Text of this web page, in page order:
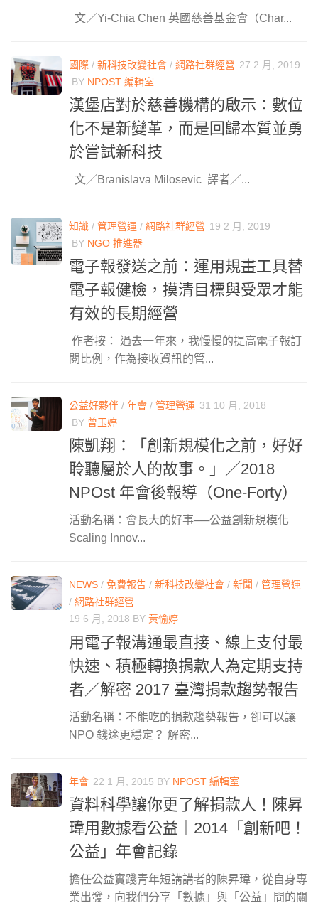
文／Yi-Chia Chen 英國慈善基金會（Char...
國際 / 新科技改變社會 / 網路社群經營 27 2 月, 2019
BY NPOST 編輯室
漢堡店對於慈善機構的啟示：數位
化不是新變革，而是回歸本質並勇
於嘗試新科技
文／Branislava Milosevic 譯者／...
知識 / 管理營運 / 網路社群經營 19 2 月, 2019
BY NGO 推進器
電子報發送之前：運用規畫工具替
電子報健檢，摸清目標與受眾才能
有效的長期經營
作者按： 過去一年來，我慢慢的提高電子報訂
閱比例，作為接收資訊的管...
公益好夥伴 / 年會 / 管理營運 31 10 月, 2018
BY 曾玉婷
陳凱翔：「創新規模化之前，好好
聆聽屬於人的故事。」／2018
NPOst 年會後報導（One-Forty）
活動名稱：會長大的好事──公益創新規模化
Scaling Innov...
NEWS / 免費報告 / 新科技改變社會 / 新聞 / 管理營運
/ 網路社群經營
19 6 月, 2018 BY 黃愉婷
用電子報溝通最直接、線上支付最
快速、積極轉換捐款人為定期支持
者／解密 2017 臺灣捐款趨勢報告
活動名稱：不能吃的捐款趨勢報告，卻可以讓
NPO 錢途更穩定？ 解密...
年會 22 1 月, 2015 BY NPOST 編輯室
資料科學讓你更了解捐款人！陳昇
瑋用數據看公益｜2014「創新吧！
公益」年會記錄
擔任公益實踐青年短講講者的陳昇瑋，從自身專
業出發，向我們分享「數據」與「公益」間的關